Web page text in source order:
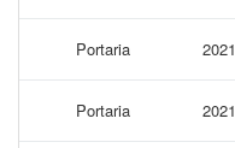
Portaria 2021
Portaria 2021